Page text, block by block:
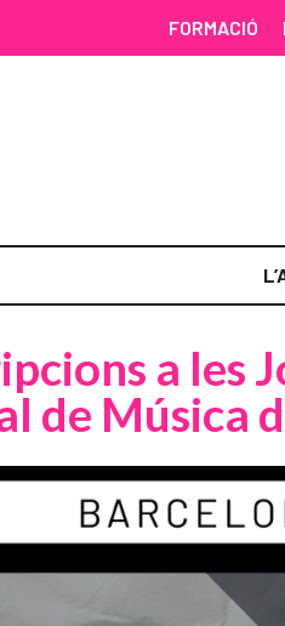
FORMACIÓ
a les
de Música